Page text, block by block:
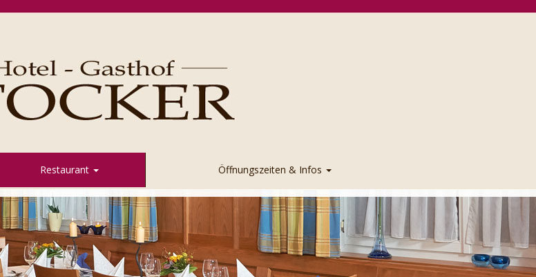
Restaurant Öffnungszeiten & Infos